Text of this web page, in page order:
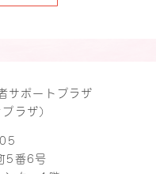
サポートプラザ
ラザ）
5番6号